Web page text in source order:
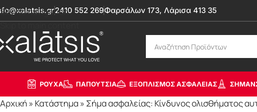
Skip to navigation
Skip to main content
2410 552 269Φαρσάλων 173, Λάρισα 413 35
ΡΟΥΧΑ ΠΑΠΟΥΤΣΙΑ ΕΞΟΠΛΙΣΜΟΣ ΑΣΦΑΛΕΙΑΣ
Αρχική » Κατάστημα» Σήμα ασφαλείας: Κίνδυνος ολισθήματος